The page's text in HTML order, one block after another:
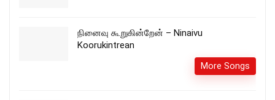
நினைவு கூறுகின்றேன் – Ninaivu
Koorukintrean
More Songs